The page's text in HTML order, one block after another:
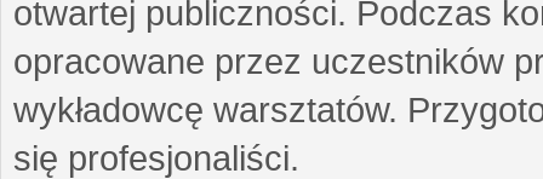
otwartej publiczności. Podczas
opracowane przez uczestników
wykładowcę warsztatów.
się profesjonaliści.